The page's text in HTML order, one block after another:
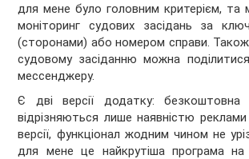
для мене було головним критерієм, та
моніторинг судових засідань за
(сторонами) або номером справи.
судовому засіданню можна
мессенджеру.
Є дві версії додатку: безкоштовна
відрізняються лише наявністю
версії, функціонал жодним чином не
для мене це найкрутіша програма